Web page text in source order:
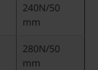
240N/50
mm
280N/50
mm